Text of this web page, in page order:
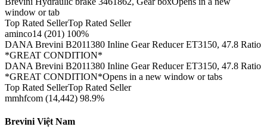
window or tab
Top Rated SellerTop Rated Seller
aminco14 (201) 100%
DANA Brevini B2011380 Inline Gear Reducer ET3150, 47.8 Ratio
*GREAT CONDITION*
DANA Brevini B2011380 Inline Gear Reducer ET3150, 47.8 Ratio
*GREAT CONDITION*Opens in a new window or tabs
Top Rated SellerTop Rated Seller
mmhfcom (14,442) 98.9%
Brevini Việt Nam